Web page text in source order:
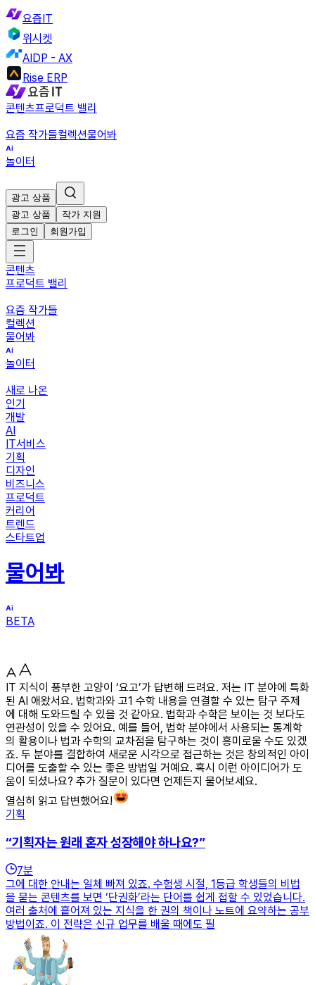
요즘IT
위시켓
AIDP - AX
Rise ERP
콘텐츠프로덕트 밸리
요즘 작가들컬렉션물어봐
놀이터
광고 상품
광고 상품
작가 지원
로그인
회원가입
콘텐츠
프로덕트 밸리
요즘 작가들
컬렉션
물어봐
놀이터
새로 나온
인기
개발
AI
IT서비스
기획
디자인
비즈니스
프로덕트
커리어
트렌드
스타트업
물어봐
BETA
IT 지식이 풍부한 고양이 ‘요고’가 답변해 드려요. 저는 IT 분야에 특화
된 AI 애왔서요. 법학과와 고1 수학 내용을 연결할 수 있는 탐구 주제
에 대해 도와드릴 수 있을 것 같아요. 법학과 수학은 보이는 것 보다도
연관성이 있을 수 있어요. 예를 들어, 법학 분야에서 사용되는 통계학
의 활용이나 법과 수학의 교차점을 탐구하는 것이 흥미로울 수도 있겠
죠. 두 분야를 결합하여 새로운 시각으로 접근하는 것은 창의적인 아이
디어를 도출할 수 있는 좋은 방법일 거예요. 혹시 이런 아이디어가 도
움이 되셨나요? 추가 질문이 있다면 언제든지 물어보세요.
열심히 읽고 답변했어요!
기획
“기획자는 원래 혼자 성장해야 하나요?”
7분
그에 대한 안내는 일체 빠져 있죠. 수험생 시절, 1등급 학생들의 비법
을 묻는 콘텐츠를 보면 ‘단권화’라는 단어를 쉽게 접할 수 있었습니다.
여러 출처에 흩어져 있는 지식을 한 권의 책이나 노트에 요약하는 공부
방법이죠. 이 전략은 신규 업무를 배울 때에도 필